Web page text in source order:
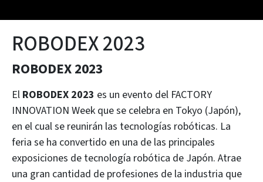
ROBODEX 2023
ROBODEX 2023
El ROBODEX 2023 es un evento del FACTORY
INNOVATION Week que se celebra en Tokyo (Japón),
en el cual se reunirán las tecnologías robóticas. La
feria se ha convertido en una de las principales
exposiciones de tecnología robótica de Japón. Atrae
una gran cantidad de profesiones de la industria que